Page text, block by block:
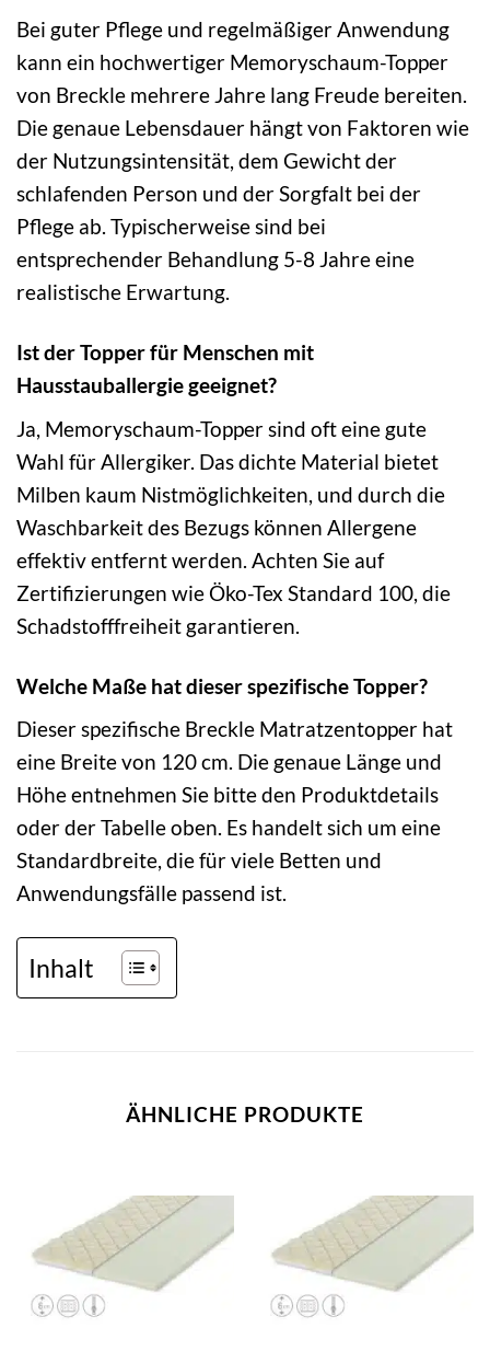
Bei guter Pflege und regelmäßiger Anwendung
kann ein hochwertiger Memoryschaum-Topper
von Breckle mehrere Jahre lang Freude bereiten.
Die genaue Lebensdauer hängt von Faktoren wie
der Nutzungsintensität, dem Gewicht der
schlafenden Person und der Sorgfalt bei der
Pflege ab. Typischerweise sind bei
entsprechender Behandlung 5-8 Jahre eine
realistische Erwartung.
Ist der Topper für Menschen mit
Hausstauballergie geeignet?
Ja, Memoryschaum-Topper sind oft eine gute
Wahl für Allergiker. Das dichte Material bietet
Milben kaum Nistmöglichkeiten, und durch die
Waschbarkeit des Bezugs können Allergene
effektiv entfernt werden. Achten Sie auf
Zertifizierungen wie Öko-Tex Standard 100, die
Schadstofffreiheit garantieren.
Welche Maße hat dieser spezifische Topper?
Dieser spezifische Breckle Matratzentopper hat
eine Breite von 120 cm. Die genaue Länge und
Höhe entnehmen Sie bitte den Produktdetails
oder der Tabelle oben. Es handelt sich um eine
Standardbreite, die für viele Betten und
Anwendungsfälle passend ist.
Inhalt
ÄHNLICHE PRODUKTE